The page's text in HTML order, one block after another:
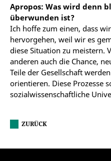
Apropos: Was wird denn
überwunden ist?
Ich hoffe zum einen, dass
hervorgehen, weil wir es
diese Situation zu meistern.
anderen auch die Chance,
Teile der Gesellschaft
orientieren. Diese Prozesse
sozialwissenschaftliche
ZURÜCK